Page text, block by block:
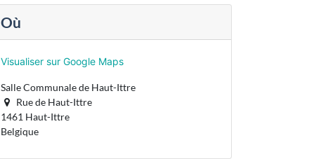
Où
Visualiser sur Google Maps
Salle Communale de Haut-Ittre
Rue de Haut-Ittre
1461 Haut-Ittre
Belgique